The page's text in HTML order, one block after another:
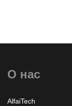
О нас
AlfaiTech